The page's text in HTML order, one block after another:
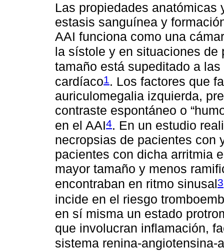
Las propiedades anatómicas
estasis sanguínea y
AAI funciona como una
la sístole y en situaciones de
tamaño está supeditado a
cardíaco1 . Los factores que
auriculomegalia izquierda,
contraste espontáneo o
en el AAI4. En un estudio
necropsias de pacientes con
pacientes con dicha arritmia
mayor tamaño y menos
encontraban en ritmo sinusal3
incide en el riesgo
en sí misma un estado
que involucran inflamación,
sistema renina-angiotensina-